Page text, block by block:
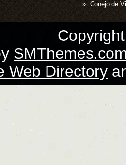
Conejo de
Web Directory